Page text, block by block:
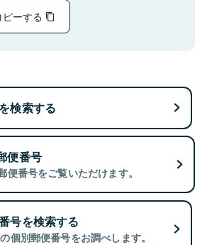
ーする
検索する
便番号
便番号をご覧いただけます。
号を検索する
個別郵便番号をお調べします。